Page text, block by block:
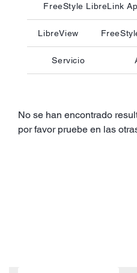
FreeStyle LibreLink
LibreView
Servicio
No se han encontrado
por favor pruebe en las